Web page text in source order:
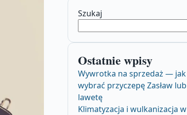
Szukaj
Ostatnie wpisy
Wywrotka na sprzedaż — jak
wybrać przyczepę Zasław lub
lawetę
Klimatyzacja i wulkanizacja w